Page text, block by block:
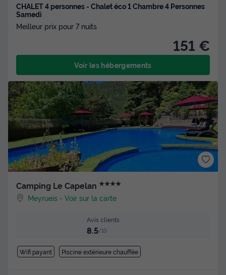
CHALET 4 personnes - Chalet éco 1 Chambre 4 Personnes
Samedi
Meilleur prix pour 7 nuits
151 €
Voir les hébergements
Camping Le Capelan ★★★★
Meyrueis -Voir sur la carte
Avis clients
8.5/10
Wifi payant Piscine extérieure chauffée